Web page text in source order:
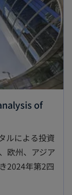
of
ルによる投資
欧州、アジア
2024年第2四